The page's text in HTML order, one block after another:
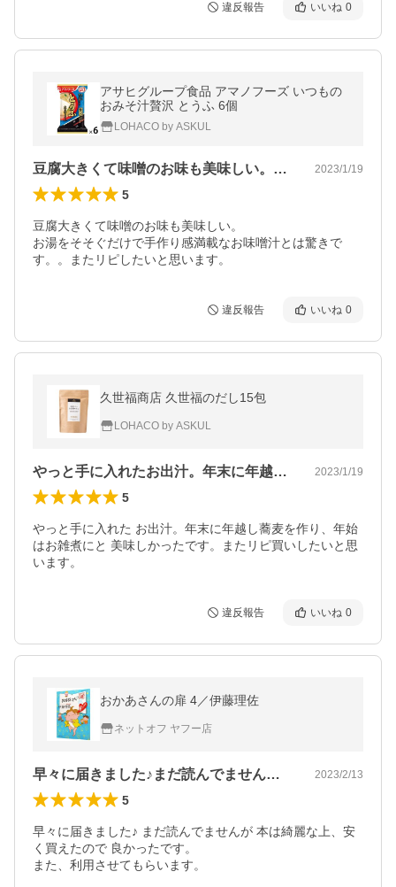
違反報告 いいね 0
アサヒグループ食品 アマノフーズ いつもの
おみそ汁贅沢 とうふ 6個
LOHACO by ASKUL
豆腐大きくて味噌のお味も美味しい。お湯… 2023/1/19
5
豆腐大きくて味噌のお味も美味しい。
お湯をそそぐだけで手作り感満載なお味噌汁とは驚きで
す。。またリピしたいと思います。
違反報告 いいね 0
久世福商店 久世福のだし15包
LOHACO by ASKUL
やっと手に入れたお出汁。年末に年越し蕎… 2023/1/19
5
やっと手に入れた お出汁。年末に年越し蕎麦を作り、年始
はお雑煮にと 美味しかったです。またリピ買いしたいと思
います。
違反報告 いいね 0
おかあさんの扉 4／伊藤理佐
ネットオフ ヤフー店
早々に届きました♪まだ読んでませんが本… 2023/2/13
5
早々に届きました♪ まだ読んでませんが 本は綺麗な上、安
く買えたので 良かったです。
また、利用させてもらいます。